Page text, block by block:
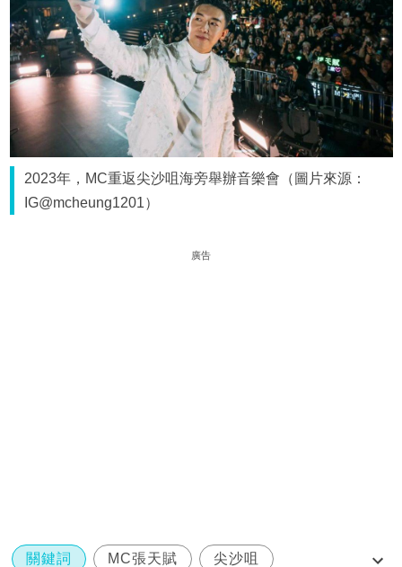
2023年，MC重返尖沙咀海旁舉辦音樂會（圖片來源：
IG@mcheung1201）
廣告
關鍵詞 MC張天賦 尖沙咀